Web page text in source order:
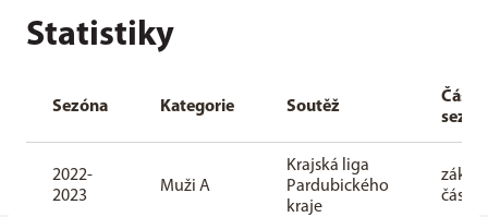
Statistiky
Sezóna Kategorie Soutěž
Část
2022-
2023
Muži A
Krajská liga
Pardubického
kraje
část